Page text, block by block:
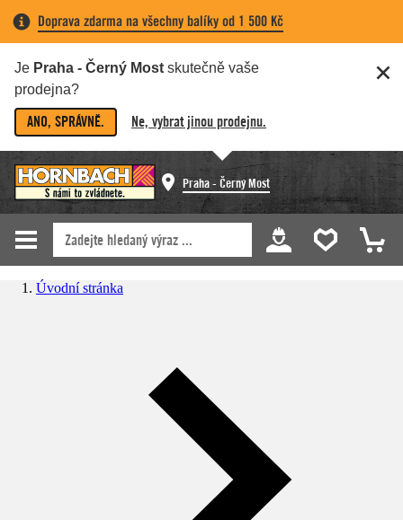
Doprava zdarma na všechny balíky od 1 500 Kč
Je Praha - Černý Most skutečně vaše
prodejna?
ANO, SPRÁVNĚ. Ne, vybrat jinou prodejnu.
Praha - Černý Most
Úvodní stránka